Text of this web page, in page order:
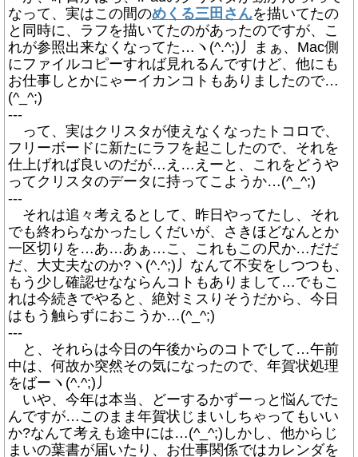
なって、実はこの間のめくる三田さんを描いてたの
と同時に、ラフを描いてたのがあったのですが、こ
れが参照出来なくなってた…ヽ(^.^;)丿まぁ、Mac側
にファイルコピーすれば見れるんですけど、他にも
お仕事しとかにゃーイカンコトもありましたので…
(^_^;)
---
って、実はクリスタが使えなくなったトコロで、
フリーボードに新たにラフを起こしたので、それを
仕上げれば良いのだが…え…えーと、これをどうや
ってクリスタのデータに持ってこようか…(^_^;)
---
それは追々考えるとして、昨日やってたし、それ
でも終わらなかったしくだいが、さきほどなんとか
一区切りを…あ…あぁ…こ、これもこの尺か…だだ
だ、大丈夫なのか?ヽ(^.^;)丿なんて不安をしつつも、
もう少し確認せなならんコトもありまして…でもこ
れは今続きでやると、絶対ミスりそうだから、今日
はもう触らずにおこうか…(^_^;)
---
と、それらは今日の午後からのコトでして…午前
中は、何故か突然その気になったので、年賀状処理
をばーヽ(^.^;)丿
いや、今年は本当、どーするかずーっと悩んでた
んですが…このまま年賀状じまいしちゃってもいい
か?なんて考えも途中には…(^_^;)しかし、他からじ
まいの葉書が届いたり、お仕事関係ではカレンダを